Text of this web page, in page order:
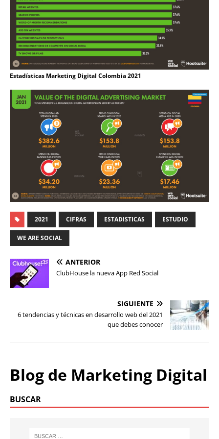
Estadísticas Marketing Digital Colombia 2021
2021 CIFRAS ESTADISTICAS ESTUDIO
WE ARE SOCIAL
ANTERIOR
ClubHouse la nueva App Red Social
SIGUIENTE
6 tendencias y técnicas en desarrollo web del 2021
que debes conocer
Blog de Marketing Digital
BUSCAR